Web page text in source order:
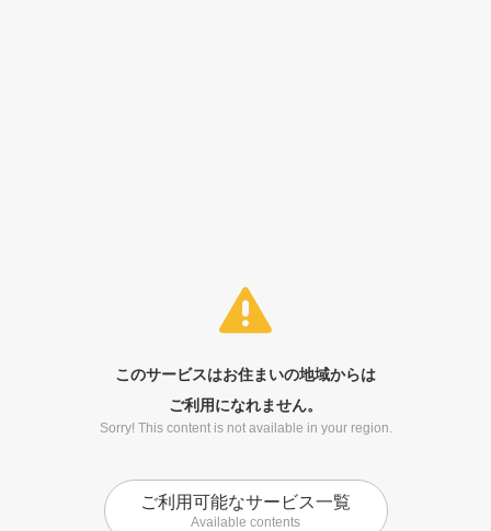
このサービスはお住まいの地域からは
ご利用になれません。
Sorry! This content is not available in your region.
ご利用可能なサービス一覧
Available contents